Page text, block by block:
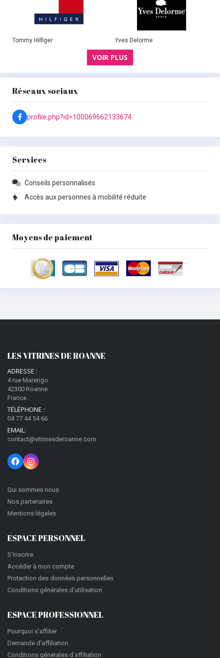
Tommy Hilfiger Yves Delorme
VOIR PLUS
Réseaux sociaux
profile.php?id=100069662133674
Services
Conseils personnalisés
Accès aux personnes à mobilité réduite
Moyens de paiement
LES VITRINES DE ROANNE
ADRESSE :
4 rue Marengo
42300 Roanne
France
TÉLÉPHONE :
04 77 44 54 66
EMAIL:
contact@vitrinesderoanne.com
Qui sommes nous
Nos partenaires
Mentions légales
ESPACE PERSONNEL
S'inscrire
Accéder à mon compte
Protection des données personnelles
Conditions générales d'utilisation
ESPACE PROFESSIONNEL
Pourquoi s'affilier
Demande d'affiliation
Conditions générales d'affiliation